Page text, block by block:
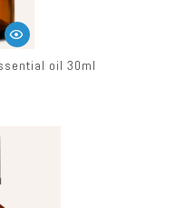
oil 30ml